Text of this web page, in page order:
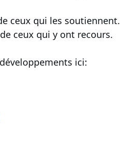
ceux qui les soutiennent.
ceux qui y ont recours.
ici: